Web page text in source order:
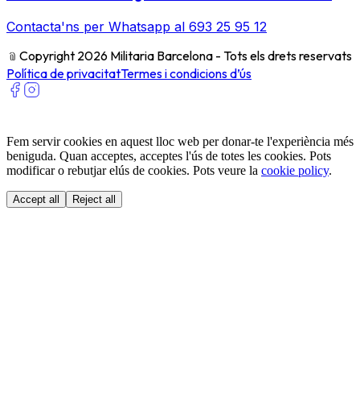
Contacta'ns per Whatsapp al 693 25 95 12
﹫ Copyright 2026 Militaria Barcelona - Tots els drets reservats
Política de privacitatTermes i condicions d’ús
Fem servir cookies en aquest lloc web per donar-te l'experiència més
beniguda. Quan acceptes, acceptes l'ús de totes les cookies. Pots
modificar o rebutjar elús de cookies. Pots veure la cookie policy.
Accept all Reject all